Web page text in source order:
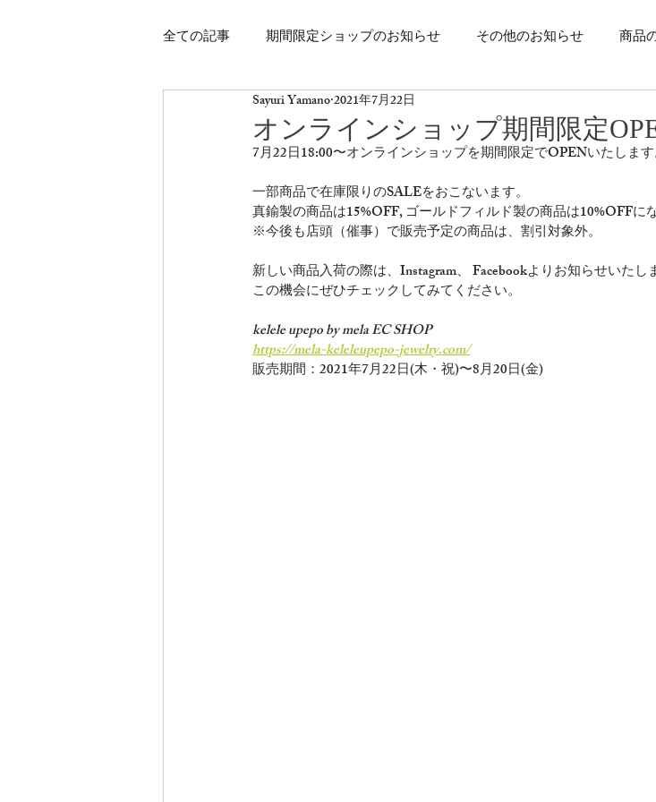
全ての記事 期間限定ショップのお知らせ その他のお知らせ 商品
オンラインショップ期間限定
Sayuri Yamano2021年7月22日
7月22日18:00〜オンラインショップを期間限定でOPENいたします
一部商品で在庫限りのSALEをおこないます。
真鍮製の商品は15%OFF, ゴールドフィルド製の商品は10%OFFに
※今後も店頭（催事）で販売予定の商品は、割引対象外。
新しい商品入荷の際は、Instagram、 Facebookよりお知らせいたし
この機会にぜひチェックしてみてください。
kelele upepo by mela EC SHOP
https://mela-keleleupepo-jewelry.com/
販売期間：2021年7月22日(木・祝)〜8月20日(金)